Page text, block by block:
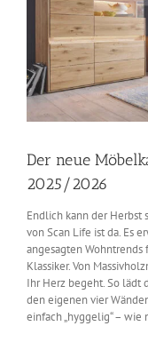
Der neue
2025/2026
Endlich kann der
von Scan Life ist da. Es
angesagten
Klassiker. Von
Ihr Herz begeht. So lädt
den eigenen vier
einfach „hyggelig“ – wie